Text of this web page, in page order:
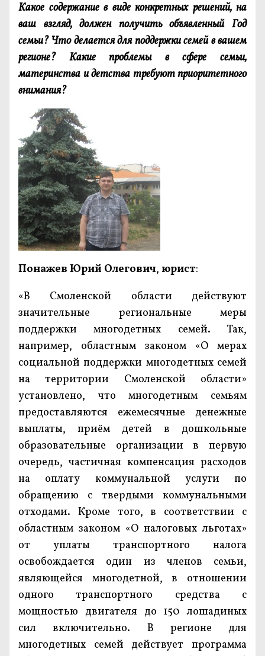
Какое содержание в виде конкретных решений, на
ваш взгляд, должен получить объявленный Год
семьи? Что делается для поддержки семей в вашем
регионе? Какие проблемы в сфере семьи,
материнства и детства требуют приоритетного
внимания?
Понажев Юрий Олегович, юрист:
«В Смоленской области действуют
значительные региональные меры
поддержки многодетных семей. Так,
например, областным законом «О мерах
социальной поддержки многодетных семей
на территории Смоленской области»
установлено, что многодетным семьям
предоставляются ежемесячные денежные
выплаты, приём детей в дошкольные
образовательные организации в первую
очередь, частичная компенсация расходов
на оплату коммунальной услуги по
обращению с твердыми коммунальными
отходами. Кроме того, в соответствии с
областным законом «О налоговых льготах»
от уплаты транспортного налога
освобождается один из членов семьи,
являющейся многодетной, в отношении
одного транспортного средства с
мощностью двигателя до 150 лошадиных
сил включительно. В регионе для
многодетных семей действует программа